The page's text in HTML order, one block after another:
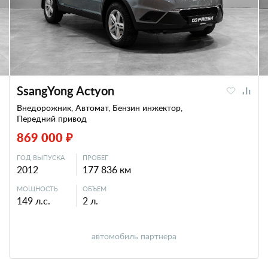
SsangYong Actyon
Внедорожник, Автомат, Бензин инжектор,
Передний привод
869 000 ₽
ГОД ВЫПУСКА
2012
ПРОБЕГ
177 836 км
МОЩНОСТЬ
149 л.с.
ОБЪЕМ
2 л.
автомобиль партнера